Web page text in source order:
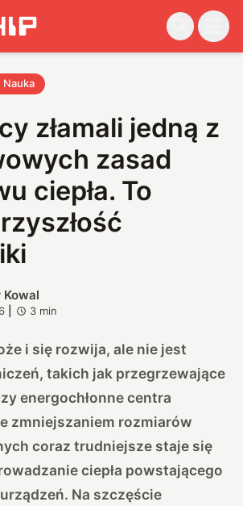
Nauka
złamali jedną z
zasad
ciepła. To
3 min
i się rozwija, ale nie jest
takich jak przegrzewające
energochłonne centra
zmniejszaniem rozmiarów
coraz trudniejsze staje się
ciepła powstającego
Na szczęście